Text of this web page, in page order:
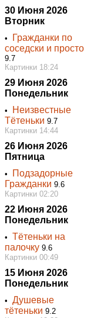
30 Июня 2026
Вторник
•
Гражданки по
соседски и просто
9.7
Картинки 18:24
29 Июня 2026
Понедельник
•
Неизвестные
Тётеньки 9.7
Картинки 14:44
26 Июня 2026
Пятница
•
Подзадорные
Гражданки9.6
Картинки 02:20
22 Июня 2026
Понедельник
• Тётеньки на
палочку 9.6
Картинки 00:49
15 Июня 2026
Понедельник
•Душевые
тётеньки 9.2